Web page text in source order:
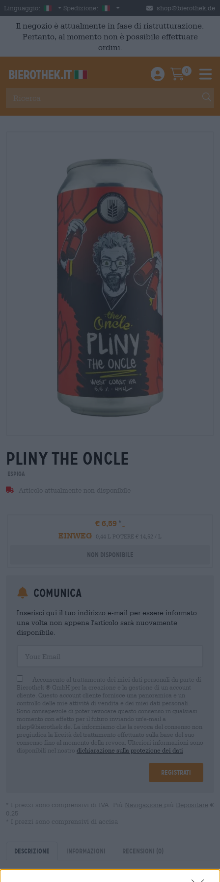
Skip to main content
Linguaggio: Italian
Spedizione: Italia shop@bierothek.de
Il negozio è attualmente in fase di ristrutturazione.
Pertanto, al momento non è possibile effettuare
ordini.
Einloggen /
0
pliny the oncle
Espiga
Articolo attualmente non disponibile
€ 6,59
EINWEG
0,44 L POTERE € 14,52 / L
Non disponibile
Comunica
Inserisci qui il tuo indirizzo e-mail per essere informato
una volta non appena l'articolo sarà nuovamente
disponibile.
Acconsento al trattamento dei miei dati personali da parte di
Bierothek ® GmbH per la creazione e la gestione di un account
cliente. Questo account cliente fornisce una panoramica e un
controllo delle mie attività di vendita e dei miei dati personali.
Sono consapevole di poter revocare questo consenso in qualsiasi
momento con effetto per il futuro inviando un'e-mail a
shop@bierothek.de. La informiamo che la revoca del consenso non
pregiudica la liceità del trattamento effettuato sulla base del suo
consenso fino al momento della revoca. Ulteriori informazioni sono
disponibili nel nostro dichiarazione sulla protezione dei dati
Registrati
* I prezzi sono comprensivi di IVA. Più Navigazione più Depositare €
0,25
* I prezzi sono comprensivi di accisa
Descrizione Informazioni Recensioni (0)